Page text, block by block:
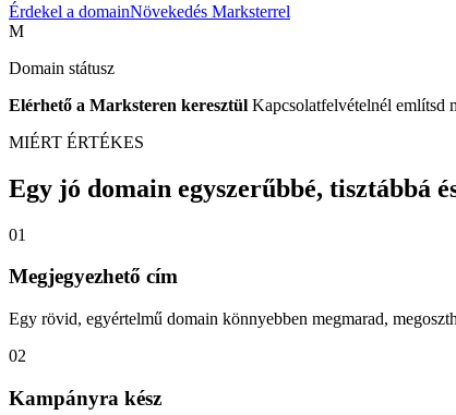
Érdekel a domainNövekedés Marksterrel
M
Domain státusz
Elérhető a Marksteren keresztül Kapcsolatfelvételnél említsd
MIÉRT ÉRTÉKES
Egy jó domain egyszerűbbé, tisztábbá
01
Megjegyezhető cím
Egy rövid, egyértelmű domain könnyebben megmarad,
02
Kampányra kész